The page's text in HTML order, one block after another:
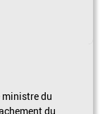
ministre du
du